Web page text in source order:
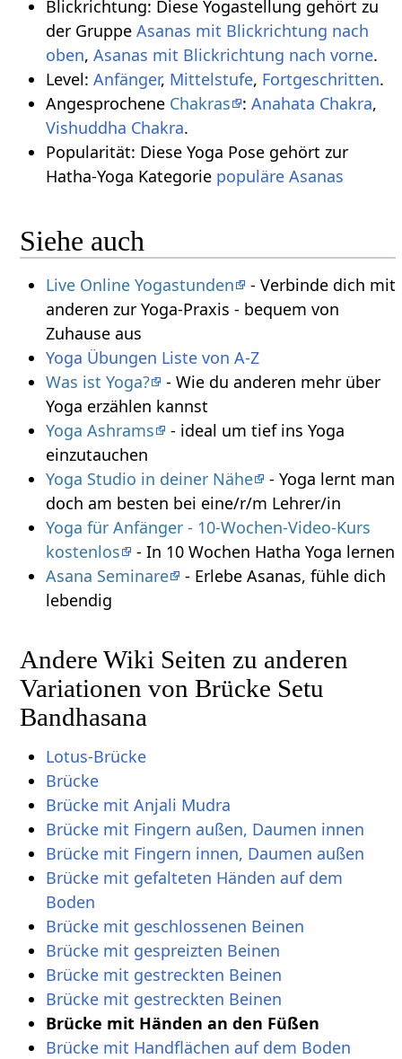
Blickrichtung: Diese Yogastellung gehört zu
der Gruppe Asanas mit Blickrichtung nach
oben, Asanas mit Blickrichtung nach vorne.
Level: Anfänger, Mittelstufe, Fortgeschritten.
Angesprochene Chakras : Anahata Chakra,
Vishuddha Chakra.
Popularität: Diese Yoga Pose gehört zur
Hatha-Yoga Kategorie populäre Asanas
Siehe auch
Live Online Yogastunden
- Verbinde dich mit
anderen zur Yoga-Praxis - bequem von
Zuhause aus
Yoga Übungen Liste von A-Z
Was ist Yoga?
- Wie du anderen mehr über
Yoga erzählen kannst
Yoga Ashrams
- ideal um tief ins Yoga
einzutauchen
Yoga Studio in deiner Nähe
- Yoga lernt man
doch am besten bei eine/r/m Lehrer/in
Yoga für Anfänger - 10-Wochen-Video-Kurs
kostenlos
- In 10 Wochen Hatha Yoga lernen
Asana Seminare
- Erlebe Asanas, fühle dich
lebendig
Andere Wiki Seiten zu anderen
Variationen von Brücke Setu
Bandhasana
Lotus-Brücke
Brücke
Brücke mit Anjali Mudra
Brücke mit Fingern außen, Daumen innen
Brücke mit Fingern innen, Daumen außen
Brücke mit gefalteten Händen auf dem
Boden
Brücke mit geschlossenen Beinen
Brücke mit gespreizten Beinen
Brücke mit gestreckten Beinen
Brücke mit gestreckten Beinen
Brücke mit Händen an den Füßen
Brücke mit Handflächen auf dem Boden